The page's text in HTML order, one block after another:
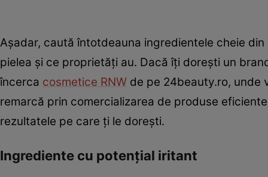
Așadar, caută întotdeauna ingredientele cheie
pielea şi ce proprietăţi au. Dacă îţi doreşti un
încerca cosmetice RNW de pe 24beauty.ro, unde
remarcă prin comercializarea de produse
rezultatele pe care ți le dorești.
Ingrediente cu potenţial iritant